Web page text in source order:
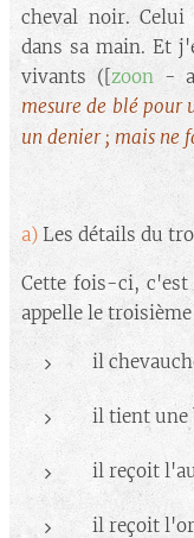
cheval noir.
dans sa main. Et
vivants ([zoon -
mesure de blé pour
un denier ; mais ne
a) Les détails du
Cette fois-ci,
appelle le
il
il tient une
il reçoit
il reçoit